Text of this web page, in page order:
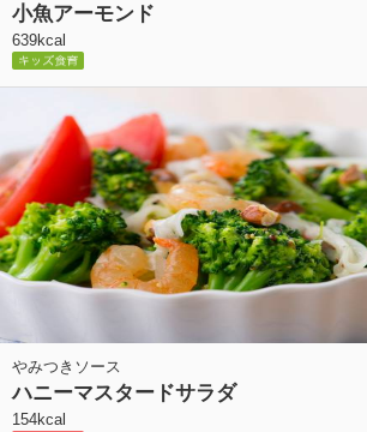
小魚アーモンド
639kcal
やみつきソース
ハニーマスタードサラダ
154kcal